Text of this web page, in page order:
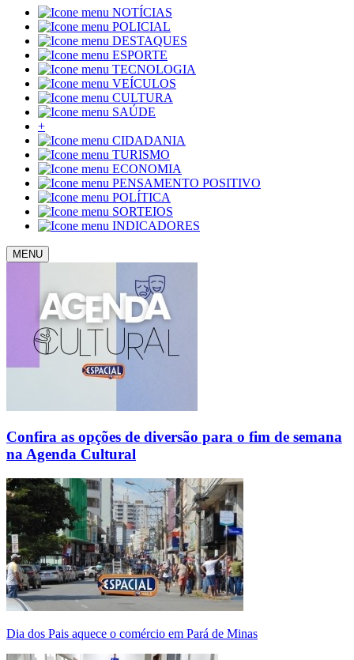
NOTÍCIAS
POLICIAL
DESTAQUES
ESPORTE
TECNOLOGIA
VEÍCULOS
CULTURA
SAÚDE
+
CIDADANIA
TURISMO
ECONOMIA
PENSAMENTO POSITIVO
POLÍTICA
SORTEIOS
INDICADORES
MENU
Confira as opções de diversão para o fim de semana
na Agenda Cultural
Dia dos Pais aquece o comércio em Pará de Minas